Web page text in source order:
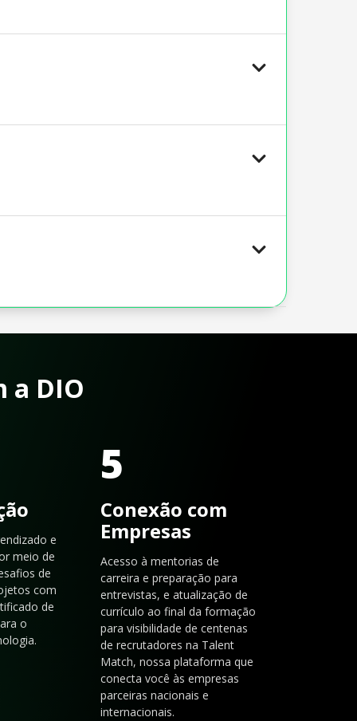
a DIO
e
meio de
de
com
de
o
5
Conexão com
Empresas
Acesso à mentorias de
carreira e preparação para
entrevistas, e atualização de
currículo ao final da formação
para visibilidade de centenas
de recrutadores na Talent
Match, nossa plataforma que
conecta você às empresas
parceiras nacionais e
internacionais.